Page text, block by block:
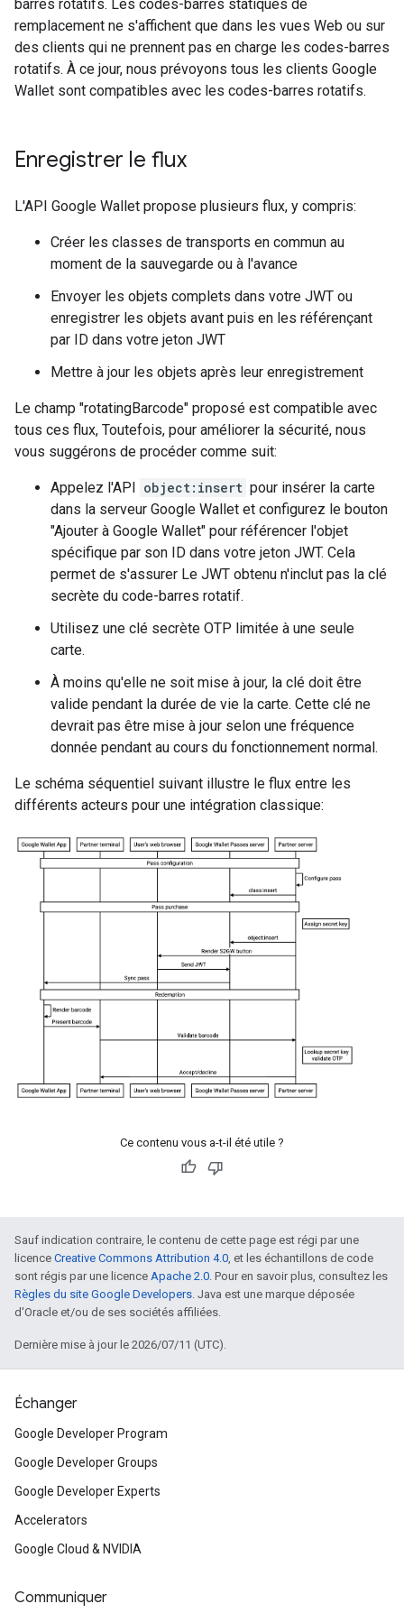
barres rotatifs. Les codes-barres statiques de
remplacement ne s'affichent que dans les vues Web ou sur
des clients qui ne prennent pas en charge les codes-barres
rotatifs. À ce jour, nous prévoyons tous les clients Google
Wallet sont compatibles avec les codes-barres rotatifs.
Enregistrer le flux
L'API Google Wallet propose plusieurs flux, y compris:
Créer les classes de transports en commun au
moment de la sauvegarde ou à l'avance
Envoyer les objets complets dans votre JWT ou
enregistrer les objets avant puis en les référençant
par ID dans votre jeton JWT
Mettre à jour les objets après leur enregistrement
Le champ "rotatingBarcode" proposé est compatible avec
tous ces flux, Toutefois, pour améliorer la sécurité, nous
vous suggérons de procéder comme suit:
Appelez l'API object:insert pour insérer la carte
dans la serveur Google Wallet et configurez le bouton
"Ajouter à Google Wallet" pour référencer l'objet
spécifique par son ID dans votre jeton JWT. Cela
permet de s'assurer Le JWT obtenu n'inclut pas la clé
secrète du code-barres rotatif.
Utilisez une clé secrète OTP limitée à une seule
carte.
À moins qu'elle ne soit mise à jour, la clé doit être
valide pendant la durée de vie la carte. Cette clé ne
devrait pas être mise à jour selon une fréquence
donnée pendant au cours du fonctionnement normal.
Le schéma séquentiel suivant illustre le flux entre les
différents acteurs pour une intégration classique:
Ce contenu vous a-t-il été utile ?
Sauf indication contraire, le contenu de cette page est régi par une
licence Creative Commons Attribution 4.0 , et les échantillons de code
sont régis par une licence Apache 2.0 . Pour en savoir plus, consultez les
Règles du site Google Developers . Java est une marque déposée
d'Oracle et/ou de ses sociétés affiliées.
Dernière mise à jour le 2026/07/11 (UTC).
Échanger
Google Developer Program
Google Developer Groups
Google Developer Experts
Accelerators
Google Cloud & NVIDIA
Communiquer